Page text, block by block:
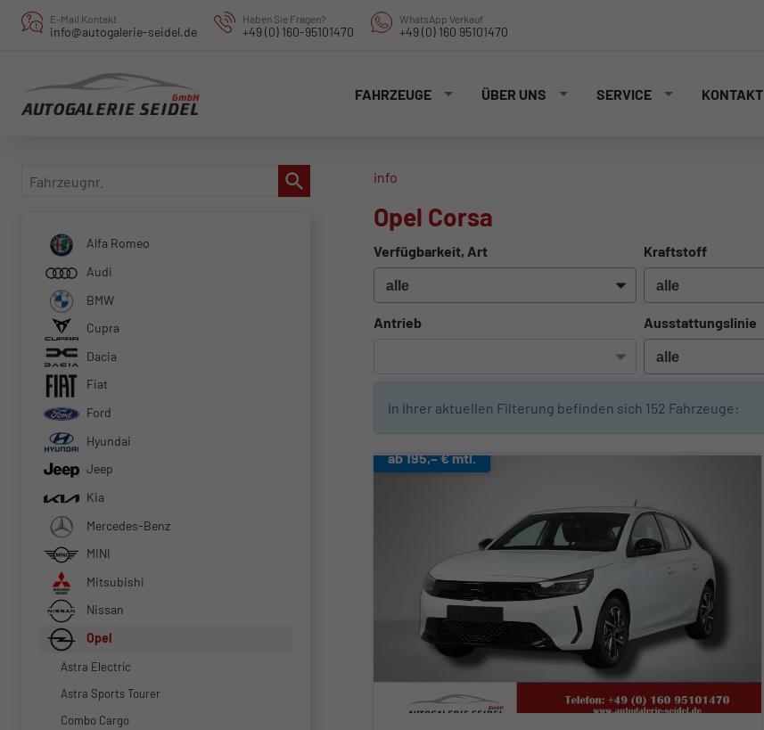
E-Mail Kontakt
info@autogalerie-seidel.de
Haben Sie Fragen?
+49 (0) 160-95101470
WhatsApp Verkauf
+49 (0) 160 95101470
FAHRZEUGE ÜBER UNS SERVICE KONTAKT
info
Opel Corsa
Verfügbarkeit, Art Kraftstoff
Antrieb Ausstattungslinie
In Ihrer aktuellen Filterung befinden sich 152 Fahrzeuge:
ab 195,– € mtl.
Fahrzeugnr.
Alfa Romeo
Audi
BMW
Cupra
Dacia
Fiat
Ford
Hyundai
Jeep
Kia
Mercedes-Benz
MINI
Mitsubishi
Nissan
Opel
Astra Electric
Astra Sports Tourer
Combo Cargo